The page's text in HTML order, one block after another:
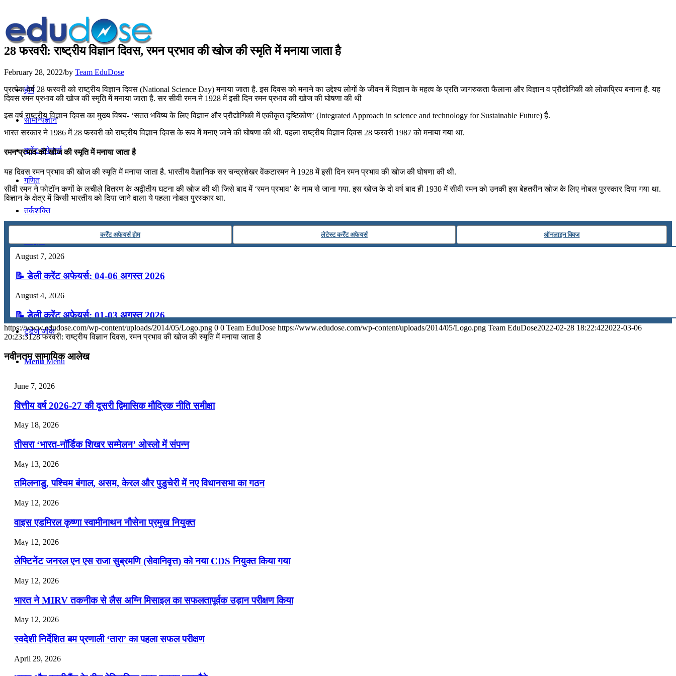
होम
सामान्यज्ञान
करेंट अफेयर्स
गणित
तर्कशक्ति
अंग्रेजी
मॉक टेस्ट
टुडेज जीके
Menu Menu
28 फरवरी: राष्ट्रीय विज्ञान दिवस, रमन प्रभाव की खोज की स्‍मृति में मनाया जाता है
February 28, 2022/by Team EduDose
प्रत्येक वर्ष 28 फरवरी को राष्ट्रीय विज्ञान दिवस (National Science Day) मनाया जाता है. इस दिवस को मनाने का उद्देश्य लोगों के जीवन में विज्ञान के महत्व के प्रति जागरुकता फैलाना और विज्ञान व प्रौद्योगिकी को लोकप्रिय बनाना है. यह
दिवस रमन प्रभाव की खोज की स्‍मृति में मनाया जाता है. सर सीवी रमन ने 1928 में इसी दिन रमन प्रभाव की खोज की घोषणा की थी
इस वर्ष राष्ट्रीय विज्ञान दिवस का मुख्य विषय- ‘सतत भविष्य के लिए विज्ञान और प्रौद्योगिकी में एकीकृत दृष्टिकोण’ (Integrated Approach in science and technology for Sustainable Future) है.
भारत सरकार ने 1986 में 28 फरवरी को राष्ट्रीय विज्ञान दिवस के रूप में मनाए जाने की घोषणा की थी. पहला राष्ट्रीय विज्ञान दिवस 28 फरवरी 1987 को मनाया गया था.
रमन प्रभाव की खोज की स्‍मृति में मनाया जाता है
यह दिवस रमन प्रभाव की खोज की स्‍मृति में मनाया जाता है. भारतीय वैज्ञानिक सर चन्द्रशेखर वेंकटारमन ने 1928 में इसी दिन रमन प्रभाव की खोज की घोषणा की थी.
सीवी रमन ने फोटॉन कणों के लचीले वितरण के अद्वीतीय घटना की खोज की थी जिसे बाद में ‘रमन प्रभाव’ के नाम से जाना गया. इस खोज के दो वर्ष बाद ही 1930 में सीवी रमन को उनकी इस बेहतरीन खोज के लिए नोबल पुरस्कार दिया गया था.
विज्ञान के क्षेत्र में किसी भारतीय को दिया जाने वाला ये पहला नोबल पुरस्कार था.
कर्रेंट अफेयर्स होम लेटेस्ट कर्रेंट अफेयर्स ऑनलाइन क्विज
August 7, 2026
📝 डेली करेंट अफेयर्स: 04-06 अगस्त 2026
August 4, 2026
📝 डेली करेंट अफेयर्स: 01-03 अगस्त 2026
July 31, 2026
📝 डेली करेंट अफेयर्स: 28-31 जुलाई 2026
📝 डेली करेंट अफेयर्स: 25-27 जुलाई 2026
July 25, 2026
📝 डेली करेंट अफेयर्स: 22-24 जुलाई 2026
July 22, 2026
📝 डेली करेंट अफेयर्स: 19-21 जुलाई 2026
July 19, 2026
📝 डेली करेंट अफेयर्स: 16-18 जुलाई 2026
https://www.edudose.com/wp-content/uploads/2014/05/Logo.png 0 0 Team EduDose https://www.edudose.com/wp-content/uploads/2014/05/Logo.png Team EduDose2022-02-28 18:22:422022-03-06
20:23:3128 फरवरी: राष्ट्रीय विज्ञान दिवस, रमन प्रभाव की खोज की स्‍मृति में मनाया जाता है
नवीनतम सामायिक आलेख
June 7, 2026
वित्तीय वर्ष 2026-27 की दूसरी द्विमासिक मौद्रिक नीति समीक्षा
May 18, 2026
तीसरा ‘भारत-नॉर्डिक शिखर सम्मेलन’ ओस्लो में संपन्न
May 13, 2026
तमिलनाडु, पश्चिम बंगाल, असम, केरल और पुडुचेरी में नए विधानसभा का गठन
May 12, 2026
वाइस एडमिरल कृष्णा स्वामीनाथन नौसेना प्रमुख नियुक्त
May 12, 2026
लेफ्टिनेंट जनरल एन एस राजा सुब्रमणि (सेवानिवृत्त) को नया CDS नियुक्त किया गया
May 12, 2026
भारत ने MIRV तकनीक से लैस अग्नि मिसाइल का सफलतापूर्वक उड़ान परीक्षण किया
May 12, 2026
स्वदेशी निर्देशित बम प्रणाली ‘तारा’ का पहला सफल परीक्षण
April 29, 2026